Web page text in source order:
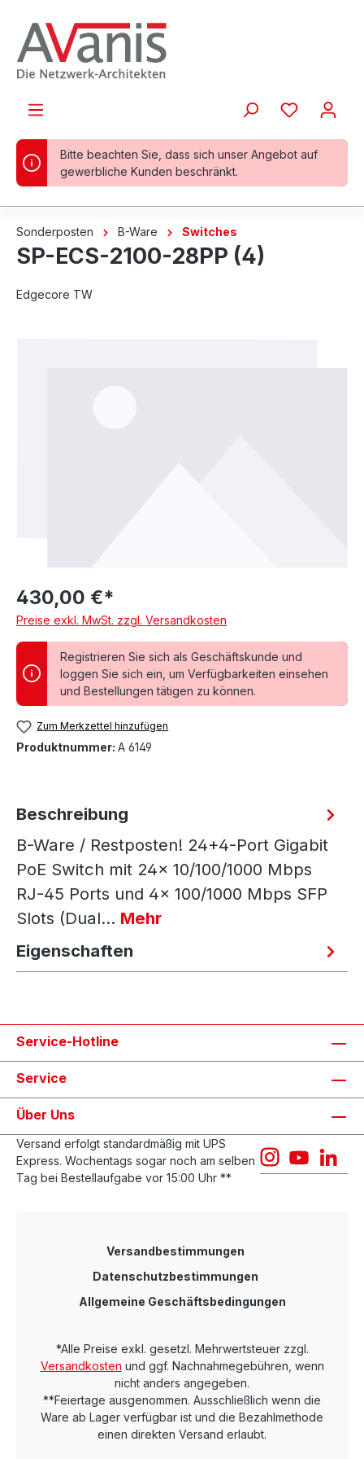
Bitte beachten Sie, dass sich unser Angebot auf
gewerbliche Kunden beschränkt.
Sonderposten B-Ware Switches
SP-ECS-2100-28PP (4)
Edgecore TW
430,00 €*
Preise exkl. MwSt. zzgl. Versandkosten
Registrieren Sie sich als Geschäftskunde und
loggen Sie sich ein, um Verfügbarkeiten einsehen
und Bestellungen tätigen zu können.
Zum Merkzettel hinzufügen
Produktnummer: A 6149
Beschreibung
B-Ware / Restposten! 24+4-Port Gigabit
PoE Switch mit 24x 10/100/1000 Mbps
RJ-45 Ports und 4x 100/1000 Mbps SFP
Slots (Dual… Mehr
Eigenschaften
Service-Hotline
Service
Über Uns
Versand erfolgt standardmäßig mit UPS
Express. Wochentags sogar noch am selben
Tag bei Bestellaufgabe vor 15:00 Uhr **
Versandbestimmungen
Datenschutzbestimmungen
Allgemeine Geschäftsbedingungen
*Alle Preise exkl. gesetzl. Mehrwertsteuer zzgl.
Versandkosten und ggf. Nachnahmegebühren, wenn
nicht anders angegeben.
**Feiertage ausgenommen. Ausschließlich wenn die
Ware ab Lager verfügbar ist und die Bezahlmethode
einen direkten Versand erlaubt.